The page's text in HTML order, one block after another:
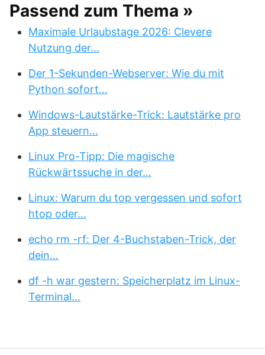
Passend zum Thema »
Maximale Urlaubstage 2026: Clevere
Nutzung der…
Der 1-Sekunden-Webserver: Wie du mit
Python sofort…
Windows-Lautstärke-Trick: Lautstärke pro
App steuern…
Linux Pro-Tipp: Die magische
Rückwärtssuche in der…
Linux: Warum du top vergessen und sofort
htop oder…
echo rm -rf: Der 4-Buchstaben-Trick, der
dein…
df -h war gestern: Speicherplatz im Linux-
Terminal…